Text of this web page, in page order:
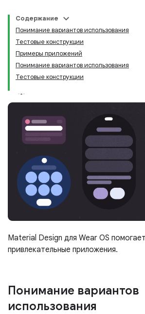
Содержание
Понимание вариантов использования
Тестовые конструкции
Примеры приложений
Понимание вариантов использования
Тестовые конструкции
Material Design для Wear OS
привлекательные приложения.
Понимание вариантов
использования